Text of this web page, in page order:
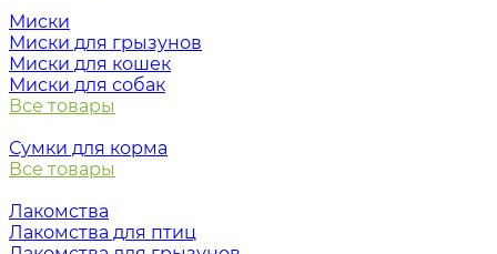
Миски
Миски для грызунов
Миски для кошек
Миски для собак
Все товары
Сумки для корма
Все товары
Лакомства
Лакомства для птиц